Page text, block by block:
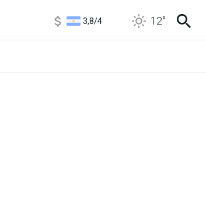
3,8/4
12°